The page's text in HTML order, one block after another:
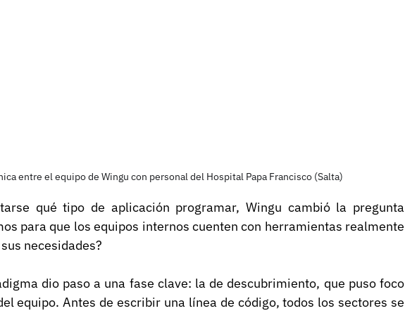
entre el equipo de Wingu con personal del Hospital Papa Francisco (Salta)
qué tipo de aplicación programar, Wingu cambió la pregunta
para que los equipos internos cuenten con herramientas realmente
necesidades?
dio paso a una fase clave: la de descubrimiento, que puso foco
equipo. Antes de escribir una línea de código, todos los sectores se